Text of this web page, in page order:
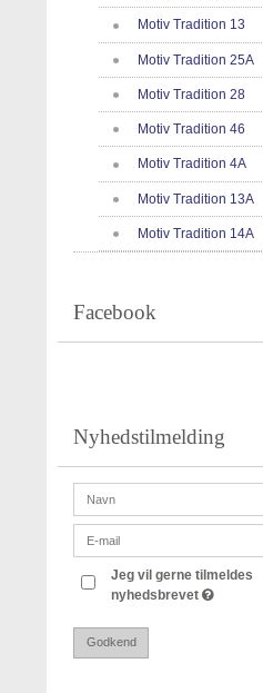
Motiv Tradition 13
Motiv Tradition 25A
Motiv Tradition 28
Motiv Tradition 46
Motiv Tradition 4A
Motiv Tradition 13A
Motiv Tradition 14A
Facebook
Nyhedstilmelding
Jeg vil gerne tilmeldes
nyhedsbrevet
Godkend